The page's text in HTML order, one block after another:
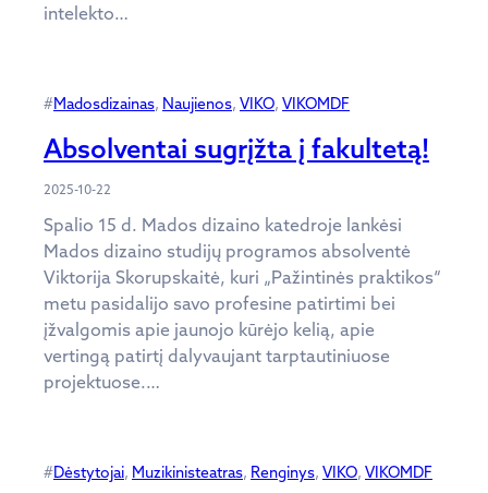
intelekto…
#Madosdizainas, Naujienos, VIKO, VIKOMDF
Absolventai sugrįžta į fakultetą!
2025-10-22
Spalio 15 d. Mados dizaino katedroje lankėsi
Mados dizaino studijų programos absolventė
Viktorija Skorupskaitė, kuri „Pažintinės praktikos“
metu pasidalijo savo profesine patirtimi bei
įžvalgomis apie jaunojo kūrėjo kelią, apie
vertingą patirtį dalyvaujant tarptautiniuose
projektuose.…
#Dėstytojai, Muzikinisteatras, Renginys, VIKO, VIKOMDF